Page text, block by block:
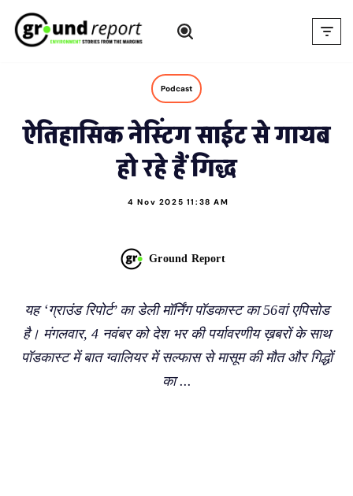
Skip
Podcast
ऐतिहासिक नेस्टिंग साईट से गायब
हो रहे हैं गिद्ध
4 Nov 2025 11:38 AM
Ground Report
यह ‘ग्राउंड रिपोर्ट’ का डेली मॉर्निंग पॉडकास्ट का 56वां एपिसोड
है। मंगलवार, 4 नवंबर को देश भर की पर्यावरणीय ख़बरों के साथ
पॉडकास्ट में बात ग्वालियर में सल्फास से मासूम की मौत और गिद्धों
का ...